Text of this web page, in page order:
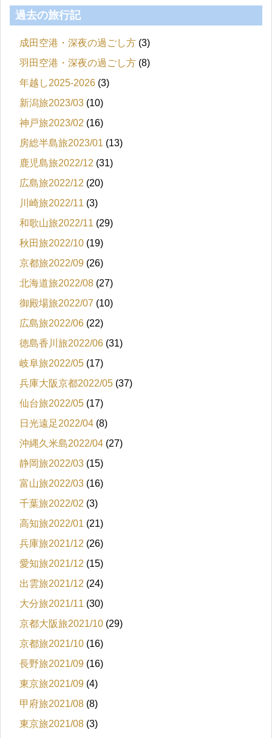
過去の旅行記
成田空港・深夜の過ごし方 (3)
羽田空港・深夜の過ごし方 (8)
年越し2025-2026 (3)
新潟旅2023/03 (10)
神戸旅2023/02 (16)
房総半島旅2023/01 (13)
鹿児島旅2022/12 (31)
広島旅2022/12 (20)
川崎旅2022/11 (3)
和歌山旅2022/11 (29)
秋田旅2022/10 (19)
京都旅2022/09 (26)
北海道旅2022/08 (27)
御殿場旅2022/07 (10)
広島旅2022/06 (22)
徳島香川旅2022/06 (31)
岐阜旅2022/05 (17)
兵庫大阪京都2022/05 (37)
仙台旅2022/05 (17)
日光遠足2022/04 (8)
沖縄久米島2022/04 (27)
静岡旅2022/03 (15)
富山旅2022/03 (16)
千葉旅2022/02 (3)
高知旅2022/01 (21)
兵庫旅2021/12 (26)
愛知旅2021/12 (15)
出雲旅2021/12 (24)
大分旅2021/11 (30)
京都大阪旅2021/10 (29)
京都旅2021/10 (16)
長野旅2021/09 (16)
東京旅2021/09 (4)
甲府旅2021/08 (8)
東京旅2021/08 (3)